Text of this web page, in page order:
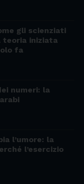
gli scienziati
teoria iniziata
fa
numeri: la
l’umore: la
l’esercizio